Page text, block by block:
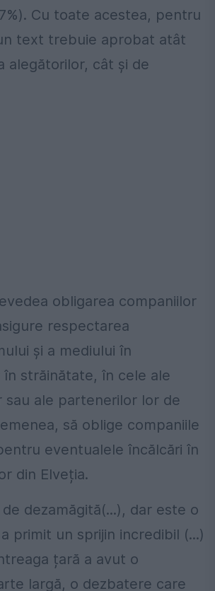
Cu toate acestea, pentru
text trebuie aprobat atât
alegătorilor, cât și de
obligarea companiilor
respectarea
și a mediului în
străinătate, în cele ale
sau ale partenerilor lor de
să oblige companiile
eventualele încălcări în
din Elveția.
dezamăgită(...), dar este o
primit un sprijin incredibil (...)
țară a avut o
largă, o dezbatere care